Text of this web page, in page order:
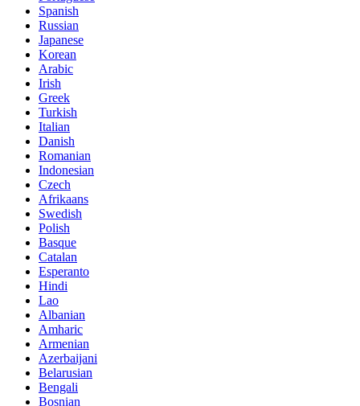
Spanish
Russian
Japanese
Korean
Arabic
Irish
Greek
Turkish
Italian
Danish
Romanian
Indonesian
Czech
Afrikaans
Swedish
Polish
Basque
Catalan
Esperanto
Hindi
Lao
Albanian
Amharic
Armenian
Azerbaijani
Belarusian
Bengali
Bosnian